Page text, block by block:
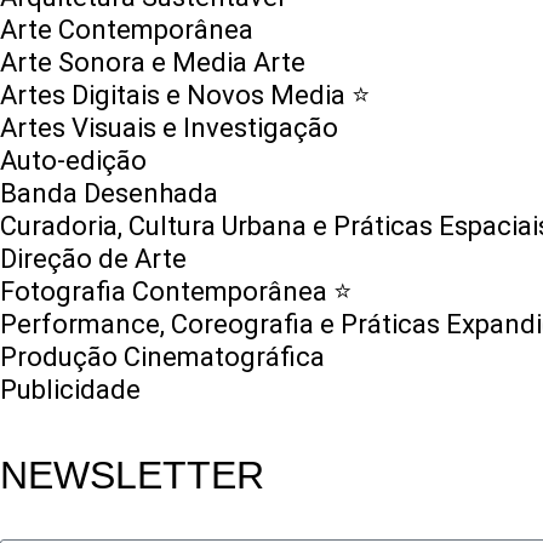
Arte Contemporânea
Arte Sonora e Media Arte
Artes Digitais e Novos Media ⭐️
Artes Visuais e Investigação
Auto-edição
Banda Desenhada
Curadoria, Cultura Urbana e Práticas
Direção de Arte
Fotografia Contemporânea ⭐️
Performance, Coreografia e Práticas
Produção Cinematográfica
Publicidade
NEWSLETTER